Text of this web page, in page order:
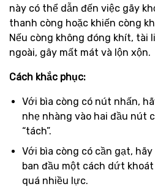
này có thể dẫn đến việc gãy
thanh còng hoặc khiến còng
Nếu còng không đóng khít, tài
ngoài, gây mất mát và lộn xộn.
Cách khắc phục:
Với bìa còng có nút nhấn,
nhẹ nhàng vào hai đầu nút
“tách”.
Với bìa còng có cần gạt,
ban đầu một cách dứt
quá nhiều lực.